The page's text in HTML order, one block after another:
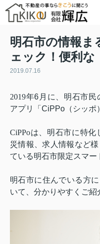
明石市の情報ま
ェック！便利な
2019.07.16
2019年6 月に、明石市
アプリ「 CiPPo （シッ
CiPPoは、明石市に特化
災情報、求人情報など
ている明石市限定スマー
明石市に住んでいる方
いて、分かりやすくご紹